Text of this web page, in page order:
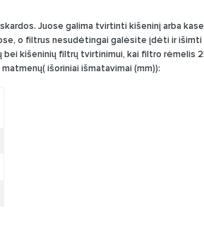
Juose galima tvirtinti kišeninį arba
o filtrus nesudėtingai galėsite įdėti ir išimti
bei kišeninių filtrų tvirtinimui, kai filtro rėmelis
išoriniai išmatavimai (mm)):